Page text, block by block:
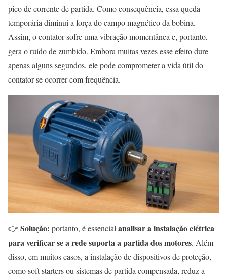
pico de corrente de partida. Como consequência, essa queda
temporária diminui a força do campo magnético da bobina.
Assim, o contator sofre uma vibração momentânea e, portanto,
gera o ruído de zumbido. Embora muitas vezes esse efeito dure
apenas alguns segundos, ele pode comprometer a vida útil do
contator se ocorrer com frequência.
👉 Solução: portanto, é essencial analisar a instalação elétrica
para verificar se a rede suporta a partida dos motores. Além
disso, em muitos casos, a instalação de dispositivos de proteção,
como soft starters ou sistemas de partida compensada, reduz a